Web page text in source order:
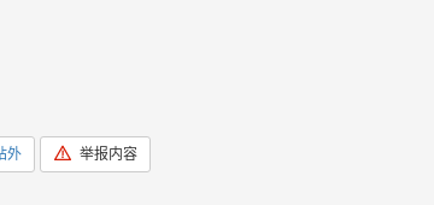
外 举报内容